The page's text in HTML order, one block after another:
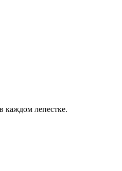
каждом лепестке.